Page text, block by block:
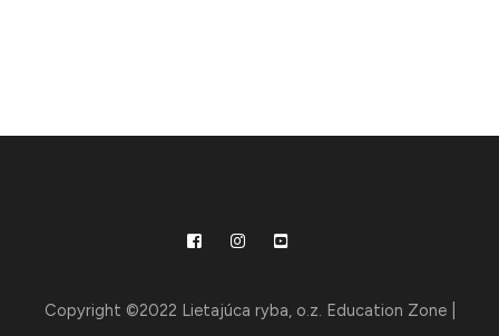
Copyright ©2022 Lietajúca ryba, o.z. Education Zone |